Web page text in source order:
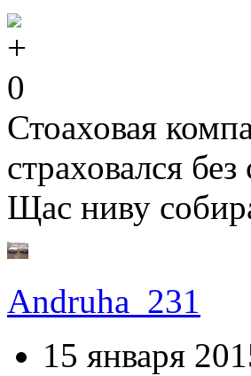
0
Стоаховая
страховался
Щас ниву
Andruha_231
15 января